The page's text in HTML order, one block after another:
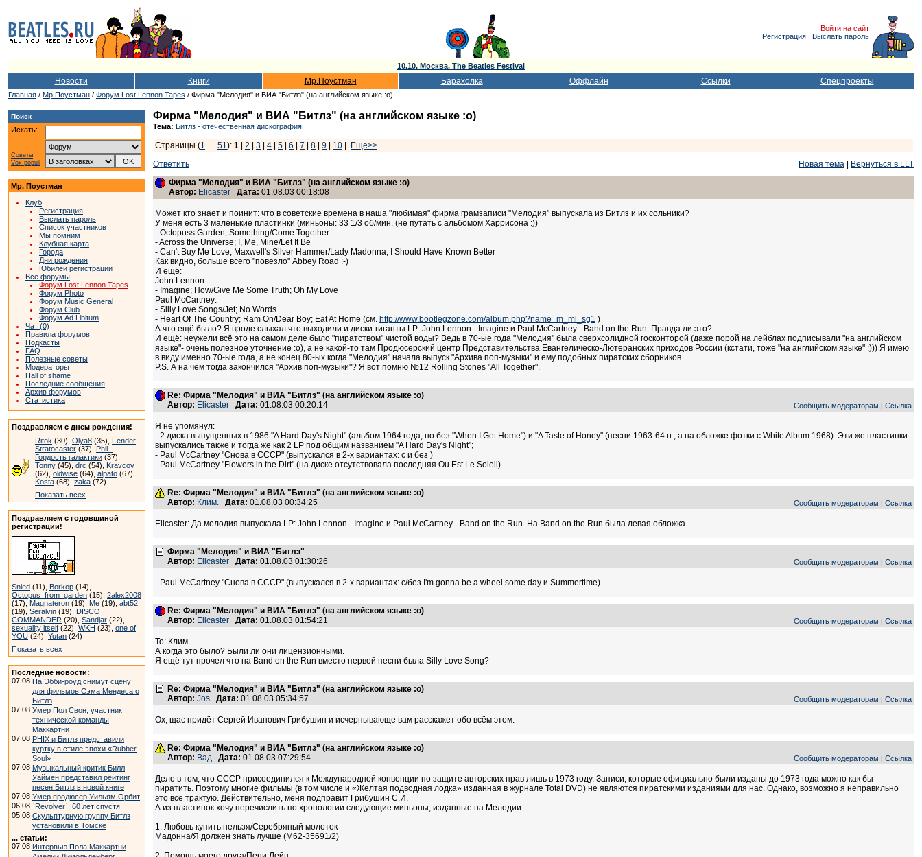
Войти на сайт
Регистрация | Выслать пароль
10.10. Москва. The Beatles Festival
Новости Книги Мр.Поустман Барахолка Оффлайн Ссылки Спецпроекты
Главная / Мр.Поустман / Форум Lost Lennon Tapes / Фирма "Мелодия" и ВИА "Битлз" (на английском языке :о)
Поиск
Искать:
Советы
Vox populi
Мр. Поустман
Клуб
Регистрация
Выслать пароль
Список участников
Мы помним
Клубная карта
Города
Дни рождения
Юбилеи регистрации
Все форумы
Форум Lost Lennon Tapes
Форум Photo
Форум Music General
Форум Club
Форум Ad Libitum
Чат (0)
Правила форумов
Подкасты
FAQ
Полезные советы
Модераторы
Hall of shame
Последние сообщения
Архив форумов
Статистика
Поздравляем с днем рождения!
Ritok (30), Olya8 (35), Fender
Stratocaster (37), Phil -
Гордость галактики (37),
Tonny (45), drc (54), Kravcov
(62), oldwise (64), alpato (67),
Kosta (68), zaka (72)
Показать всех
Поздравляем с годовщиной
регистрации!
Snied (11), Borkop (14),
Octopus_from_garden (15), 2alex2008
(17), Magnateron (19), Me (19), abt52
(19), Seralvin (19), DISCO
COMMANDER (20), Sandjar (22),
sexuality itself (22), WKH (23), one of
YOU (24), Yutan (24)
Показать всех
Последние новости:
07.08 На Эбби-роуд снимут сцену
для фильмов Сэма Мендеса о
Битлз
07.08 Умер Пол Свон, участник
технической команды
Маккартни
07.08 PHIX и Битлз представили
куртку в стиле эпохи «Rubber
Soul»
07.08 Музыкальный критик Билл
Уаймен представил рейтинг
песен Битлз в новой книге
07.08 Умер продюсер Уильям Орбит
06.08 `Revolver`: 60 лет спустя
05.08 Скульптурную группу Битлз
установили в Томске
... статьи:
07.08 Интервью Пола Маккартни
Фирма "Мелодия" и ВИА "Битлз" (на английском языке :о)
Тема: Битлз - отечественная дискография
Страницы (1 … 51): 1 2 3 4 5 6 7 8 9 10
Еще>>
Ответить
Новая тема
Вернуться в LLT
Фирма "Мелодия" и ВИА "Битлз" (на английском языке :о)
Автор: Elicaster Дата: 01.08.03 00:18:08
Может кто знает и поинит: что в советские времена в наша "любимая" фирма грамзаписи "Мелодия" выпускала из Битлз и их сольники?
У меня есть 3 маленькие пластинки (миньоны: 33 1/3 об/мин. (не путать с альбомом Харрисона :))
- Octopuss Garden; Something/Come Together
- Across the Universe; I, Me, Mine/Let It Be
- Can't Buy Me Love; Maxwell's Silver Hammer/Lady Madonna; I Should Have Known Better
Как видно, больше всего "повезло" Abbey Road :-)
И ещё:
John Lennon:
- Imagine; How/Give Me Some Truth; Oh My Love
Paul McCartney:
- Silly Love Songs/Jet; No Words
- Heart Of The Country; Ram On/Dear Boy; Eat At Home (см. http://www.bootlegzone.com/album.php?name=m_ml_sg1 )
А что ещё было? Я вроде слыхал что выходили и диски-гиганты LP: John Lennon - Imagine и Paul McCartney - Band on the Run. Правда ли это?
И ещё: неужели всё это на самом деле было "пиратством" чистой воды? Ведь в 70-ые года "Мелодия" была сверхсолидной госконторой (даже порой на лейблах подписывали "на английском
языке"- очень полезное уточнение :о), а не какой-то там Продюсерский центр Представительства Евангелическо-Лютеранских приходов России (кстати, тоже "на английском языке" :))) Я имею
в виду именно 70-ые года, а не конец 80-ых когда "Мелодия" начала выпуск "Архива поп-музыки" и ему подобных пиратских сборников.
P.S. А на чём тогда закончился "Архив поп-музыки"? Я вот помню №12 Rolling Stones "All Together".
Re: Фирма "Мелодия" и ВИА "Битлз" (на английском языке :о)
Автор: Elicaster Дата: 01.08.03 00:20:14 Сообщить модераторам | Ссылка
Я не упомянул:
- 2 диска выпущенных в 1986 "A Hard Day's Night" (альбом 1964 года, но без "When I Get Home") и "A Taste of Honey" (песни 1963-64 гг., а на обложке фотки с White Album 1968). Эти же пластинки
выпускались также и тогда же как 2 LP под общим названием "A Hard Day's Night";
- Paul McCartney "Снова в СССР" (выпускался в 2-х вариантах: с и без )
- Paul McCartney "Flowers in the Dirt" (на диске отсутствовала последняя Ou Est Le Soleil)
Re: Фирма "Мелодия" и ВИА "Битлз" (на английском языке :о)
Автор: Клим. Дата: 01.08.03 00:34:25 Сообщить модераторам | Ссылка
Elicaster: Да мелодия выпускала LP: John Lennon - Imagine и Paul McCartney - Band on the Run. На Band on the Run была левая обложка.
Фирма "Мелодия" и ВИА "Битлз"
Автор: Elicaster Дата: 01.08.03 01:30:26 Сообщить модераторам | Ссылка
- Paul McCartney "Снова в СССР" (выпускался в 2-х вариантах: с/без I'm gonna be a wheel some day и Summertime)
Re: Фирма "Мелодия" и ВИА "Битлз" (на английском языке :о)
Автор: Elicaster Дата: 01.08.03 01:54:21 Сообщить модераторам | Ссылка
To: Клим.
А когда это было? Были ли они лицензионными.
Я ещё тут прочел что на Band on the Run вместо первой песни была Silly Love Song?
Re: Фирма "Мелодия" и ВИА "Битлз" (на английском языке :о)
Автор: Jos Дата: 01.08.03 05:34:57 Сообщить модераторам | Ссылка
Ох, щас придёт Сергей Иванович Грибушин и исчерпывающе вам расскажет обо всём этом.
Re: Фирма "Мелодия" и ВИА "Битлз" (на английском языке :о)
Автор: Вад Дата: 01.08.03 07:29:54 Сообщить модераторам | Ссылка
Дело в том, что СССР присоединился к Международной конвенции по защите авторских прав лишь в 1973 году. Записи, которые официально были изданы до 1973 года можно как бы
пиратить. Поэтому многие фильмы (в том числе и «Желтая подводная лодка» изданная в журнале Total DVD) не являются пиратскими изданиями для нас. Однако, возможно я неправильно
это все трактую. Действительно, меня подправит Грибушин С.И.
А из пластинок хочу перечислить по хронологии следующие миньоны, изданные на Мелодии:
1. Любовь купить нельзя/Серебряный молоток
Мадонна/Я должен знать лучше (М62-35691/2)